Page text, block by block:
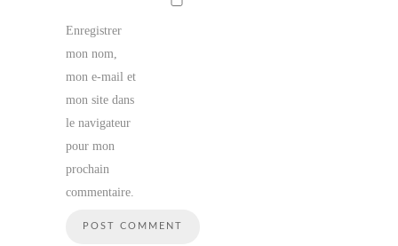
Enregistrer
mon nom,
mon e-mail et
mon site dans
le navigateur
pour mon
prochain
commentaire.